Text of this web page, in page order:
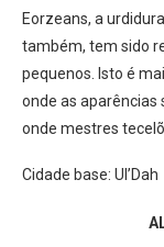
Eorzeans, a
também, tem sido
pequenos. Isto é
onde as aparências
onde mestres
Cidade base: Ul’Dah